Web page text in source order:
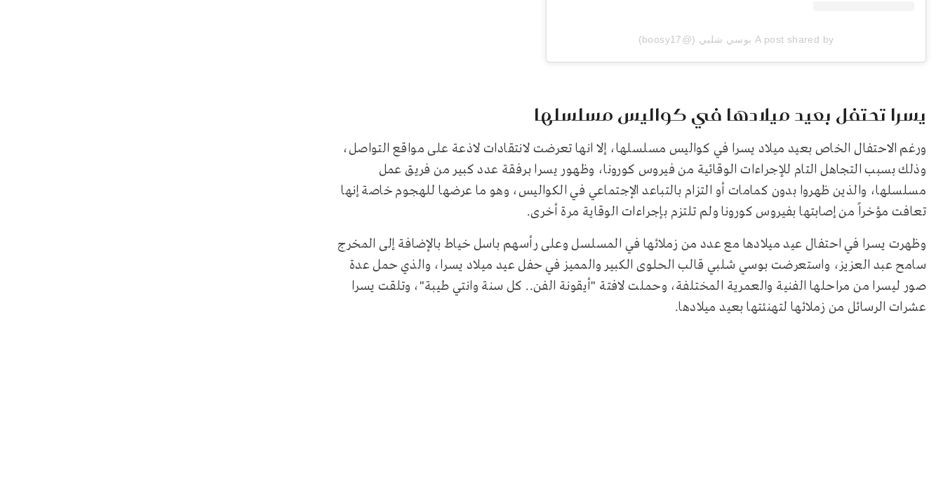
A post shared by بوسي شلبي (@boosy17)
يسرا تحتفل بعيد ميلادها في كواليس مسلسلها
ورغم الاحتفال الخاص بعيد ميلاد يسرا في كواليس مسلسلها، إلا انها تعرضت لانتقادات لاذعة على مواقع التواصل،
وذلك بسبب التجاهل التام للإجراءات الوقائية من فيروس كورونا، وظهور يسرا برفقة عدد كبير من فريق عمل
مسلسلها، والذين ظهروا بدون كمامات أو التزام بالتباعد الإجتماعي في الكواليس، وهو ما عرضها للهجوم خاصة إنها
تعافت مؤخراً من إصابتها بفيروس كورونا ولم تلتزم بإجراءات الوقاية مرة أخرى.
وظهرت يسرا في احتفال عيد ميلادها مع عدد من زملائها في المسلسل وعلى رأسهم باسل خياط بالإضافة إلى المخرج
سامح عبد العزيز، واستعرضت بوسي شلبي قالب الحلوى الكبير والمميز في حفل عيد ميلاد يسرا، والذي حمل عدة
صور ليسرا من مراحلها الفنية والعمرية المختلفة، وحملت لافتة "أيقونة الفن.. كل سنة وانتي طيبة"، وتلقت يسرا
عشرات الرسائل من زملائها لتهنئتها بعيد ميلادها.